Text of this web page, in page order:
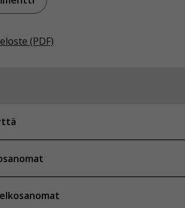
(PDF)